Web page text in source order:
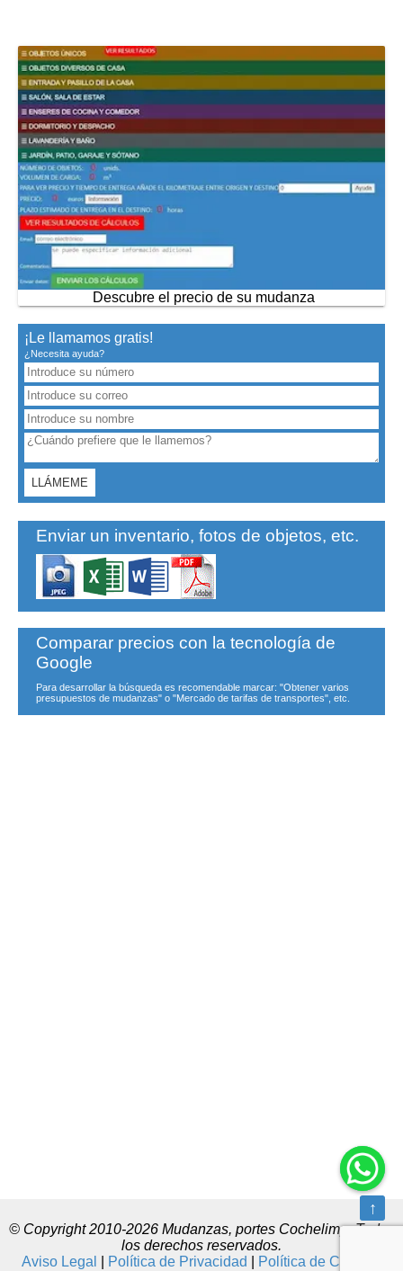
Descubre el precio de su mudanza
¡Le llamamos gratis!
¿Necesita ayuda?
Enviar un inventario, fotos de objetos, etc.
Comparar precios con la tecnología de
Google
Para desarrollar la búsqueda es recomendable marcar: "Obtener varios
presupuestos de mudanzas" o "Mercado de tarifas de transportes", etc.
© Copyright 2010-2026 Mudanzas, portes Cochelimp. Todos
los derechos reservados.
Aviso Legal
Política de Privacidad Política de Cookies
↑